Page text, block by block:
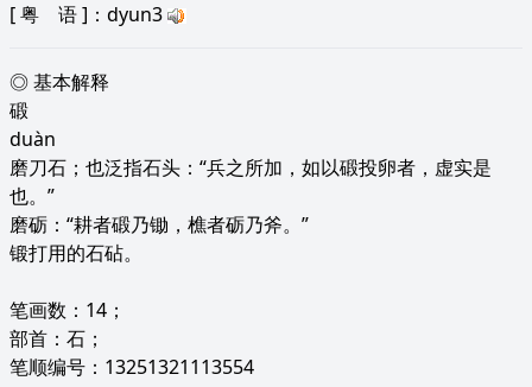
[粤 语]：dyun3
◎ 基本解释
碫
duàn
磨刀石；也泛指石头：“兵之所加，如以碫投卵者，虚实是
也。”
磨砺：“耕者碫乃锄，樵者砺乃斧。”
锻打用的石砧。
笔画数：14；
部首：石；
笔顺编号：13251321113554